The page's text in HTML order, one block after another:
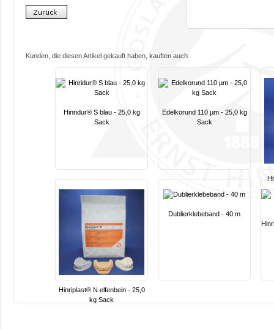
Kunden, die diesen Artikel gekauft haben, kauften auch:
Hinridur® S blau - 25,0 kg
Sack
Edelkorund 110 µm - 25,0 kg
Sack
Hinriplast® N elfenbein - 25,0
kg Sack
Dublierklebeband - 40 m